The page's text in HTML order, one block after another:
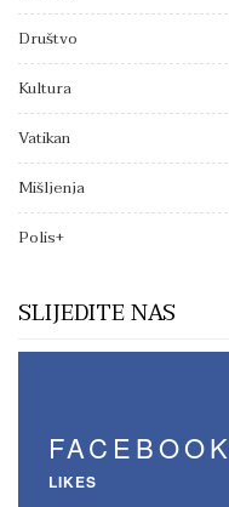
Društvo
Kultura
Vatikan
Mišljenja
Polis+
SLIJEDITE NAS
FACEBOOK
LIKES